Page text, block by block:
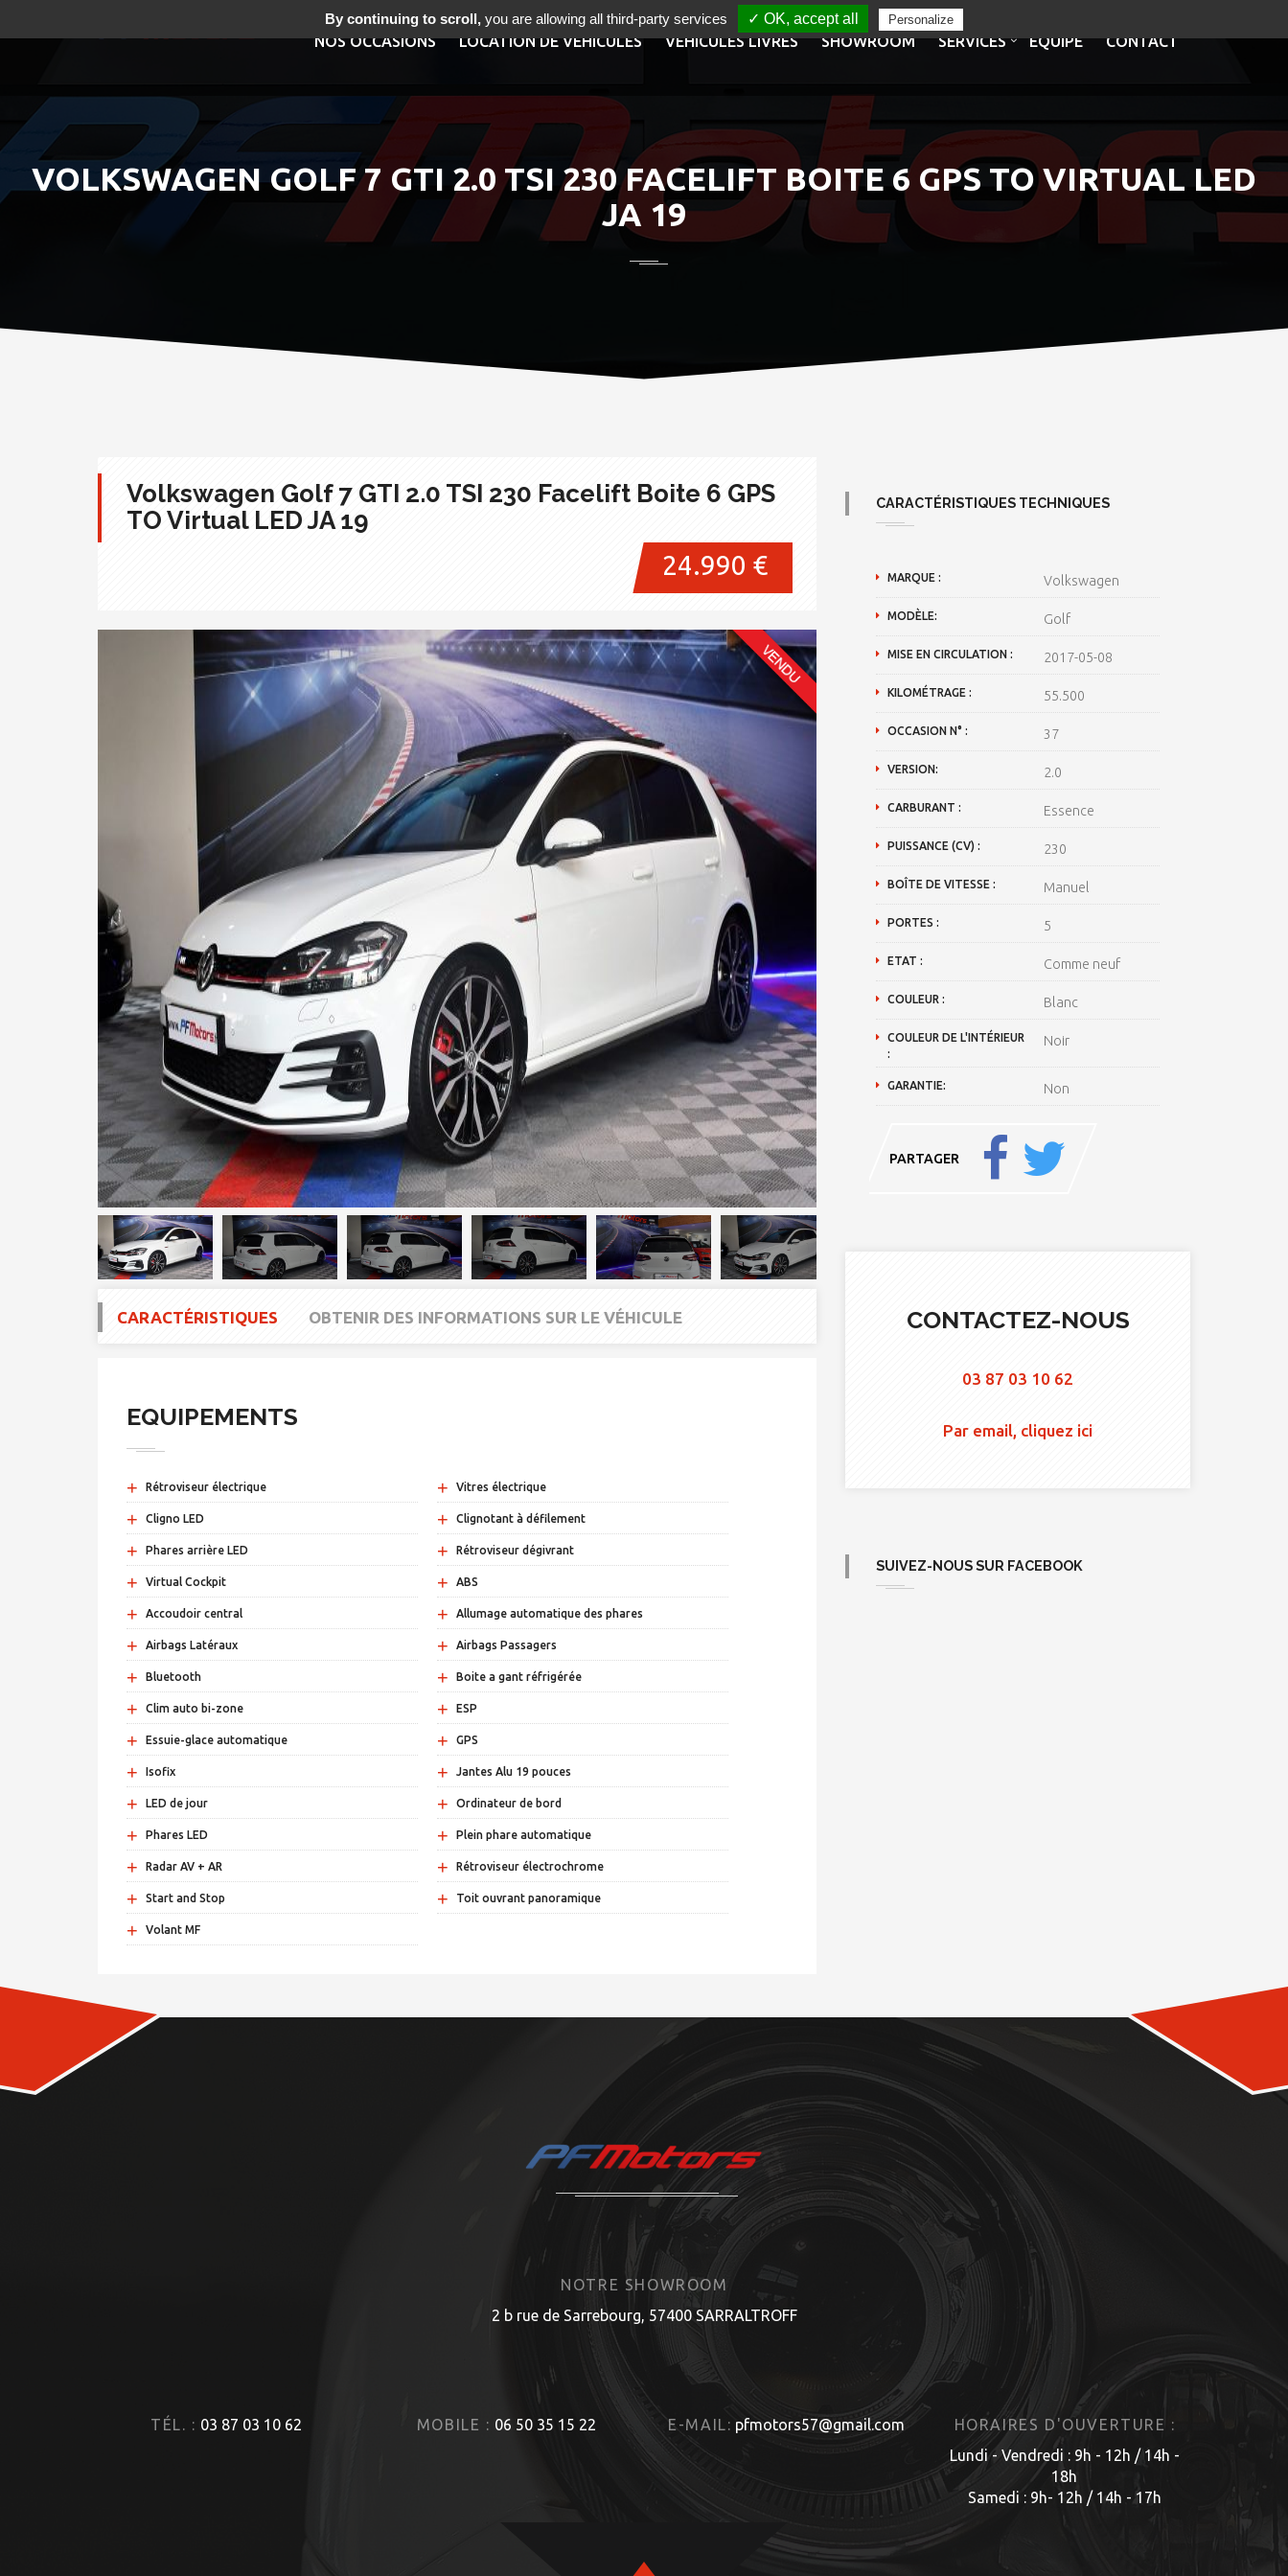
NOS OCCASIONS LOCATION DE VÉHICULES VÉHICULES LIVRÉS SHOWROOM SERVICES EQUIPE CONTACT
VOLKSWAGEN GOLF 7 GTI 2.0 TSI 230 FACELIFT BOITE 6 GPS TO VIRTUAL LED
JA 19
Volkswagen Golf 7 GTI 2.0 TSI 230 Facelift Boite 6 GPS
TO Virtual LED JA 19
24.990 €
CARACTÉRISTIQUES OBTENIR DES INFORMATIONS SUR LE VÉHICULE
EQUIPEMENTS
+ Rétroviseur électrique + Vitres électrique
+ Cligno LED + Clignotant à défilement
+ Phares arrière LED + Rétroviseur dégivrant
+ Virtual Cockpit + ABS
+ Accoudoir central + Allumage automatique des phares
+ Airbags Latéraux + Airbags Passagers
+ Bluetooth + Boite a gant réfrigérée
+ Clim auto bi-zone + ESP
+ Essuie-glace automatique + GPS
+ Isofix + Jantes Alu 19 pouces
+ LED de jour + Ordinateur de bord
+ Phares LED + Plein phare automatique
+ Radar AV + AR + Rétroviseur électrochrome
+ Start and Stop + Toit ouvrant panoramique
+ Volant MF
CARACTÉRISTIQUES TECHNIQUES
MARQUE : Volkswagen
MODÈLE: Golf
MISE EN CIRCULATION : 2017-05-08
KILOMÉTRAGE : 55.500
OCCASION N° : 37
VERSION: 2.0
CARBURANT : Essence
PUISSANCE (CV) : 230
BOÎTE DE VITESSE : Manuel
PORTES : 5
ETAT : Comme neuf
COULEUR : Blanc
COULEUR DE L'INTÉRIEUR
:
Noir
GARANTIE: Non
PARTAGER
CONTACTEZ-NOUS
03 87 03 10 62
Par email, cliquez ici
SUIVEZ-NOUS SUR FACEBOOK
NOTRE SHOWROOM
2 b rue de Sarrebourg, 57400 SARRALTROFF
TÉL. : 03 87 03 10 62 MOBILE : 06 50 35 15 22 E-MAIL: pfmotors57@gmail.com
HORAIRES D'OUVERTURE :
Lundi - Vendredi : 9h - 12h / 14h -
18h
Samedi : 9h- 12h / 14h - 17h
By continuing to scroll,you are allowing all third-party services ✓ OK, accept all Personalize